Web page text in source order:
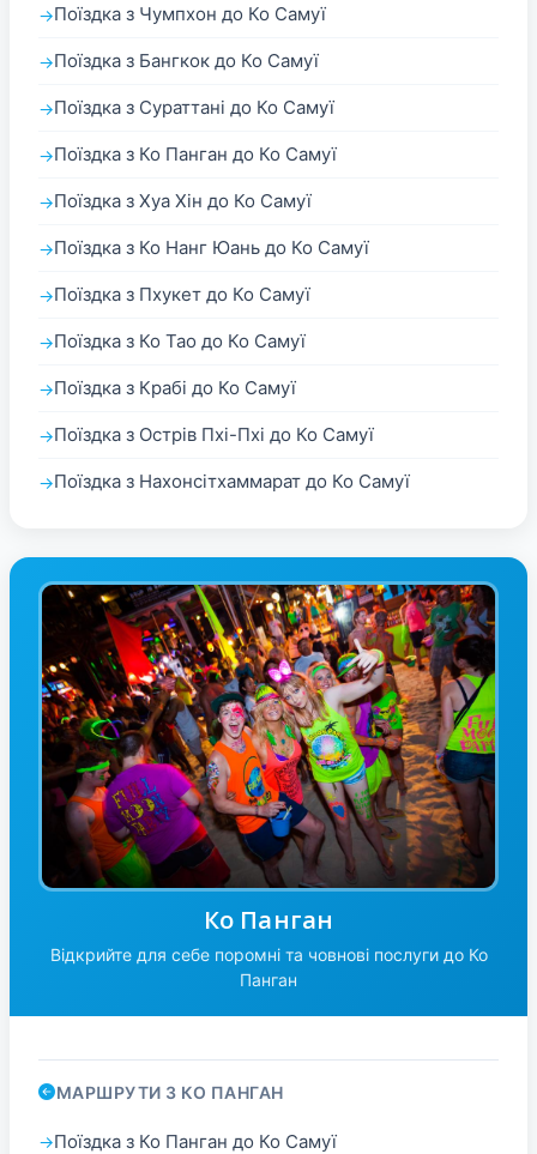
Поїздка з Чумпхон до Ко Самуї
Поїздка з Бангкок до Ко Самуї
Поїздка з Сураттані до Ко Самуї
Поїздка з Ко Панган до Ко Самуї
Поїздка з Хуа Хін до Ко Самуї
Поїздка з Ко Нанг Юань до Ко Самуї
Поїздка з Пхукет до Ко Самуї
Поїздка з Ко Тао до Ко Самуї
Поїздка з Крабі до Ко Самуї
Поїздка з Острів Пхі-Пхі до Ко Самуї
Поїздка з Нахонсітхаммарат до Ко Самуї
Ко Панган
Відкрийте для себе поромні та човнові послуги до Ко
Панган
МАРШРУТИ З КО ПАНГАН
Поїздка з Ко Панган до Ко Самуї